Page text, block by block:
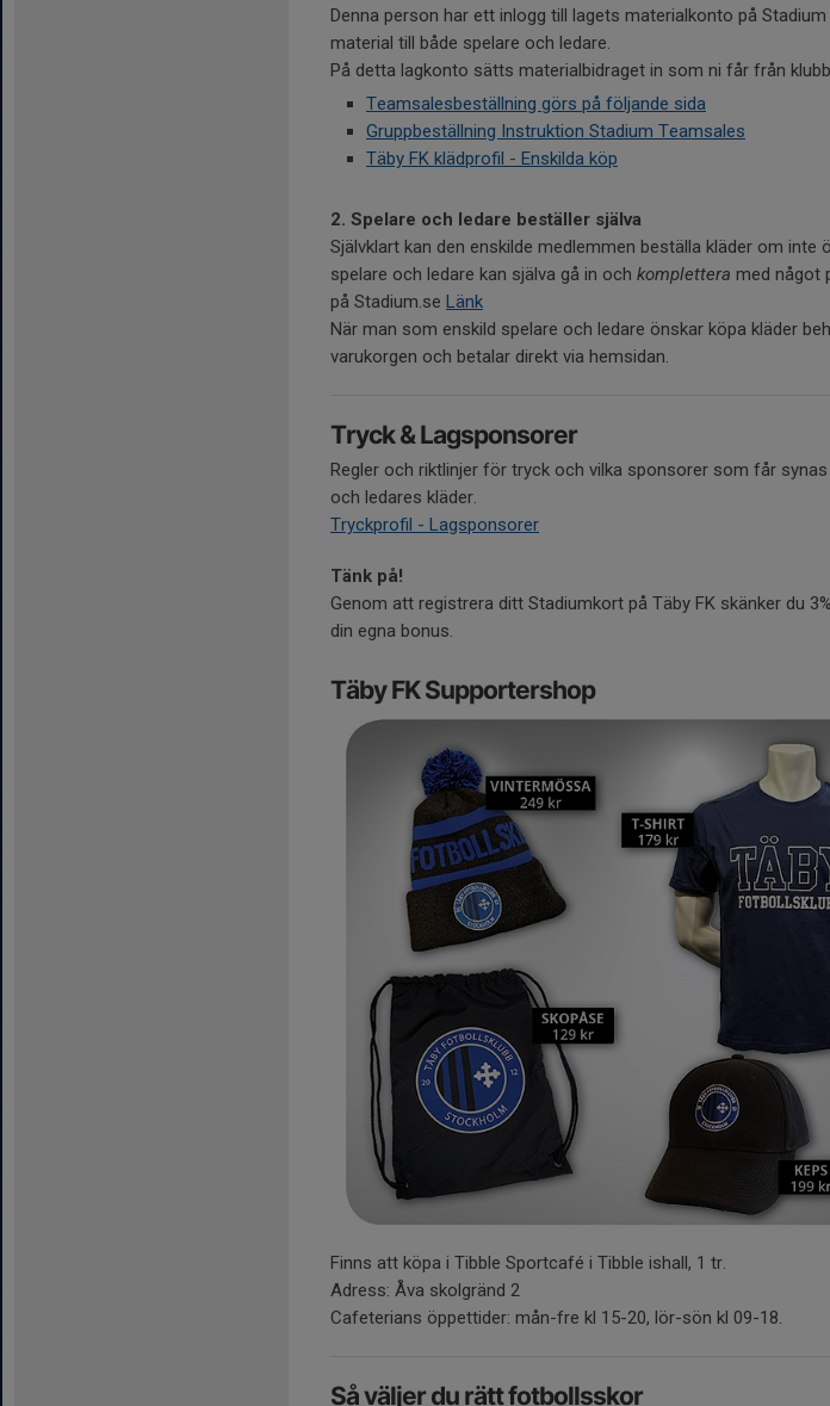
Denna person har ett inlogg till lagets materialkonto på
material till både spelare och ledare.
På detta lagkonto sätts materialbidraget in som ni får från
Teamsalesbeställning görs på följande sida
Gruppbeställning Instruktion Stadium Teamsales
Täby FK klädprofil - Enskilda köp
2. Spelare och ledare beställer själva
Självklart kan den enskilde medlemmen beställa kläder om
spelare och ledare kan själva gå in och komplettera med något
på Stadium.se Länk
När man som enskild spelare och ledare önskar köpa kläder
varukorgen och betalar direkt via hemsidan.
Tryck & Lagsponsorer
Regler och riktlinjer för tryck och vilka sponsorer som får
och ledares kläder.
Tryckprofil - Lagsponsorer
Tänk på!
Genom att registrera ditt Stadiumkort på Täby FK skänker du
din egna bonus.
Täby FK Supportershop
Finns att köpa i Tibble Sportcafé i Tibble ishall, 1 tr.
Adress: Åva skolgränd 2
Cafeterians öppettider: mån-fre kl 15-20, lör-sön kl 09-18.
Så väljer du rätt fotbollsskor